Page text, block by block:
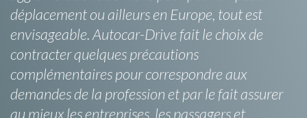
déplacement ou ailleurs en Europe, tout est
envisageable. Autocar-Drive fait le choix de
contracter quelques précautions
complémentaires pour correspondre aux
demandes de la profession et par le fait assurer
au mieux les entreprises, les passagers et